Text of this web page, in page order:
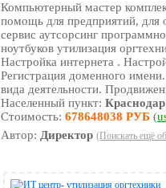
Компьютерный мастер
помощь для предприятий, для
сервис аутсорсинг
ноутбуков утилизация
Настройка интернета .
Регистрация доменного
вида деятельности.
Населенный пункт:Краснодар
Стоимость:678648038 РУБ (
Автор: Директор (Поискать ещё